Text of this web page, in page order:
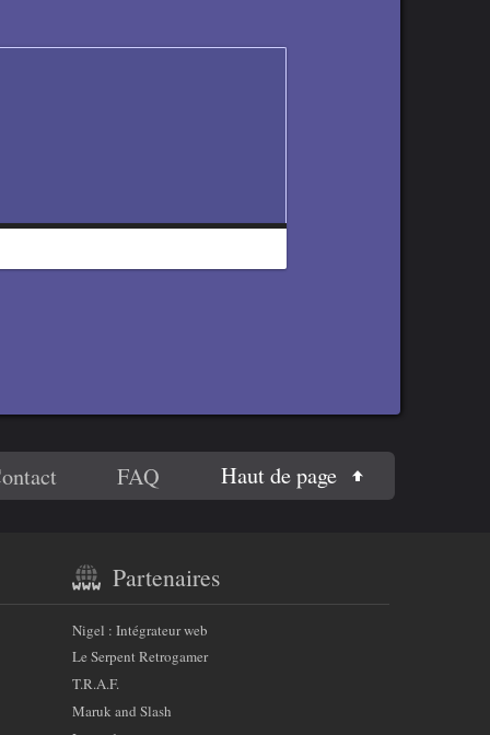
FAQ Haut de page
Partenaires
Nigel : Intégrateur web
Le Serpent Retrogamer
T.R.A.F.
Maruk and Slash